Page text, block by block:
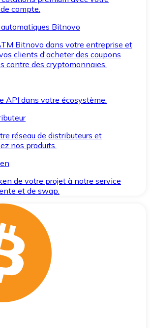
compte.
Bitnovo
Bitnovo dans votre entreprise et
clients d'acheter des coupons
contre des cryptomonnaies.
API dans votre écosystème.
réseau de distributeurs et
nos produits.
de votre projet à notre service
et de swap.